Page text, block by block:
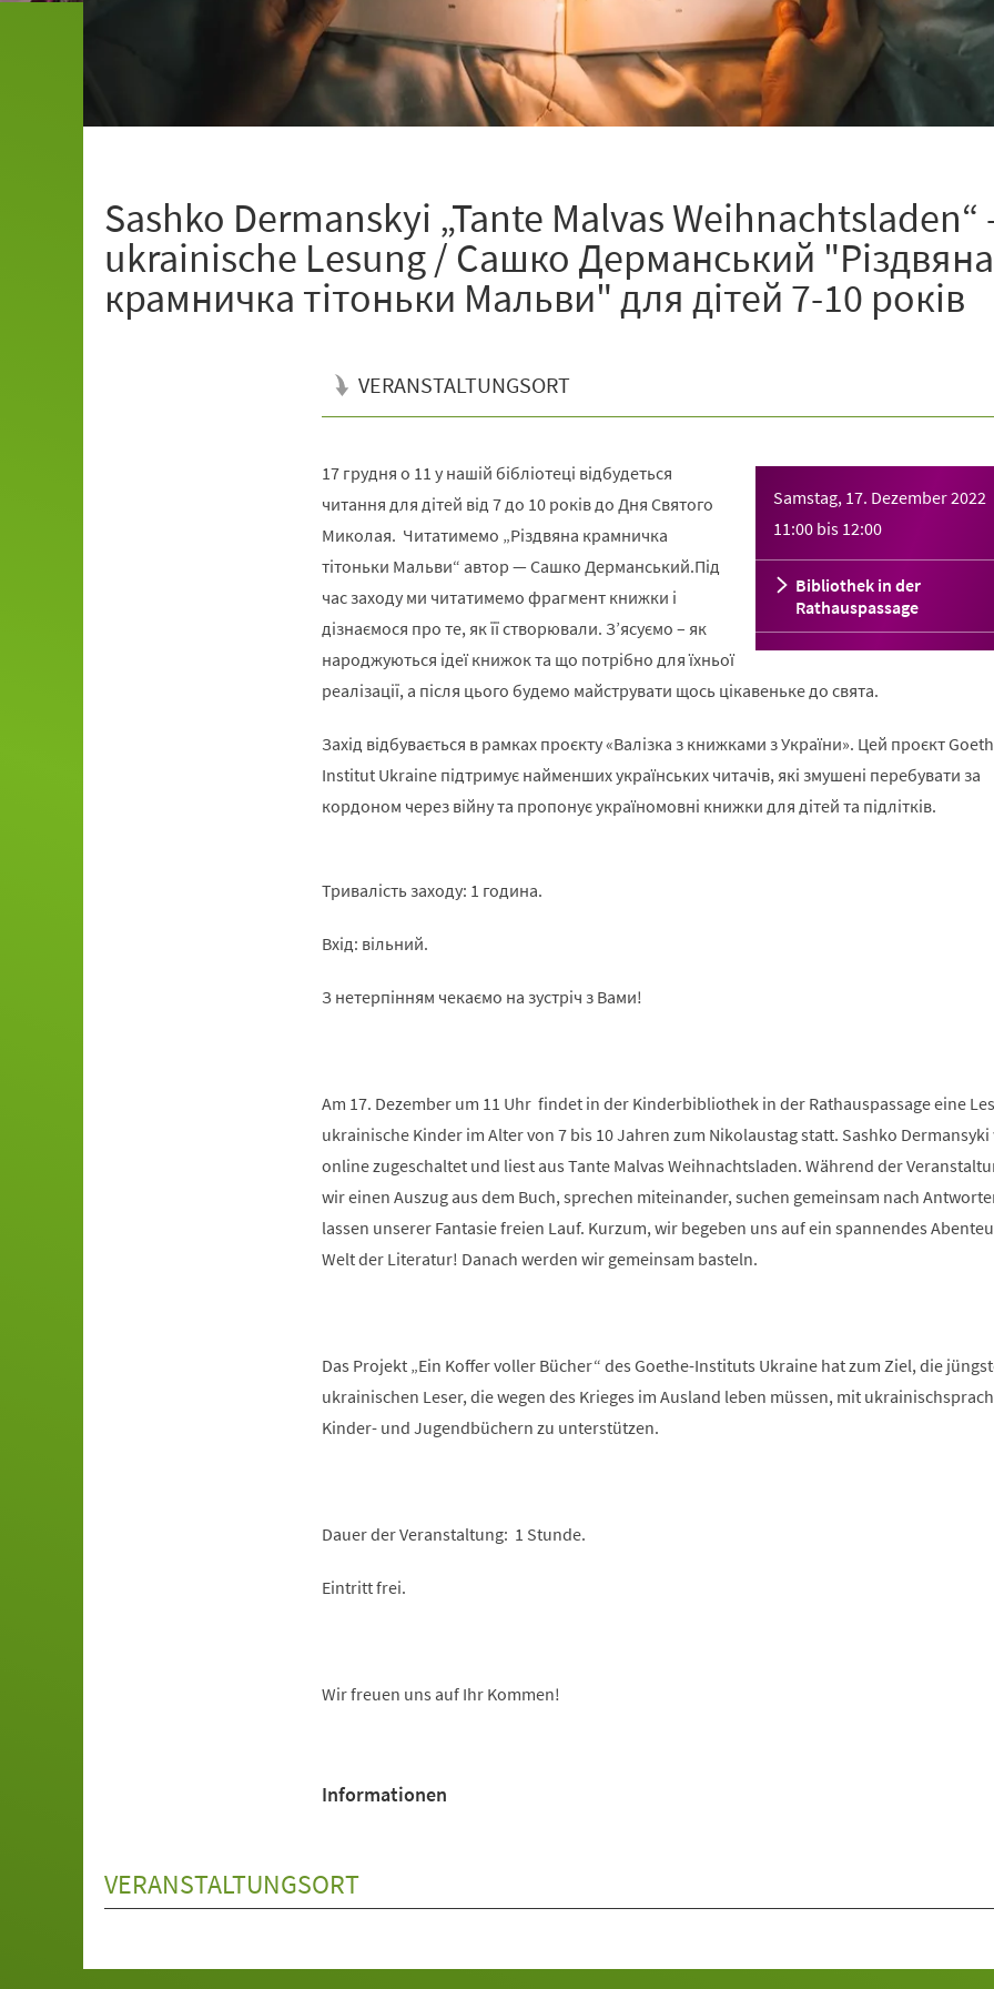
Sashko Dermanskyi „Tante Malvas Weihnachtsladen“
ukrainische Lesung / Сашко Дерманський "Різдвяна
крамничка тітоньки Мальви" для дітей 7-10 років
VERANSTALTUNGSORT
Samstag, 17. Dezember 2022
11:00 bis 12:00
Bibliothek in der
Rathauspassage
17 грудня о 11 у нашій бібліотеці відбудеться
читання для дітей від 7 до 10 років до Дня Святого
Миколая. Читатимемо „Різдвяна крамничка
тітоньки Мальви“ автор — Сашко Дерманський.Під
час заходу ми читатимемо фрагмент книжки і
дізнаємося про те, як її створювали. Зʼясуємо – як
народжуються ідеї книжок та що потрібно для їхньої
реалізації, а після цього будемо майструвати щось цікавеньке до свята.
Захід відбувається в рамках проєкту «Валізка з книжками з України». Цей проєкт
Institut Ukraine підтримує найменших українських читачів, які змушені перебувати за
кордоном через війну та пропонує україномовні книжки для дітей та підлітків.
Тривалість заходу: 1 година.
Вхід: вільний.
З нетерпінням чекаємо на зустріч з Вами!
Am 17. Dezember um 11 Uhr findet in der Kinderbibliothek in der Rathauspassage eine
ukrainische Kinder im Alter von 7 bis 10 Jahren zum Nikolaustag statt. Sashko
online zugeschaltet und liest aus Tante Malvas Weihnachtsladen. Während der
wir einen Auszug aus dem Buch, sprechen miteinander, suchen gemeinsam nach
lassen unserer Fantasie freien Lauf. Kurzum, wir begeben uns auf ein spannendes
Welt der Literatur! Danach werden wir gemeinsam basteln.
Das Projekt „Ein Koffer voller Bücher“ des Goethe-Instituts Ukraine hat zum Ziel, die
ukrainischen Leser, die wegen des Krieges im Ausland leben müssen, mit
Kinder- und Jugendbüchern zu unterstützen.
Dauer der Veranstaltung: 1 Stunde.
Eintritt frei.
Wir freuen uns auf Ihr Kommen!
Informationen
VERANSTALTUNGSORT